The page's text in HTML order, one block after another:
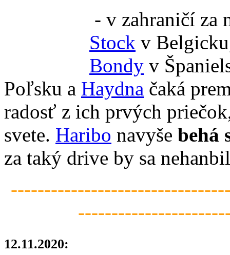
- v zahraničí za
Stock v
Bondy v
Poľsku a Haydna čaká
radosť z ich prvých
svete. Haribo navyše behá
za taký drive by sa
12.11.2020: